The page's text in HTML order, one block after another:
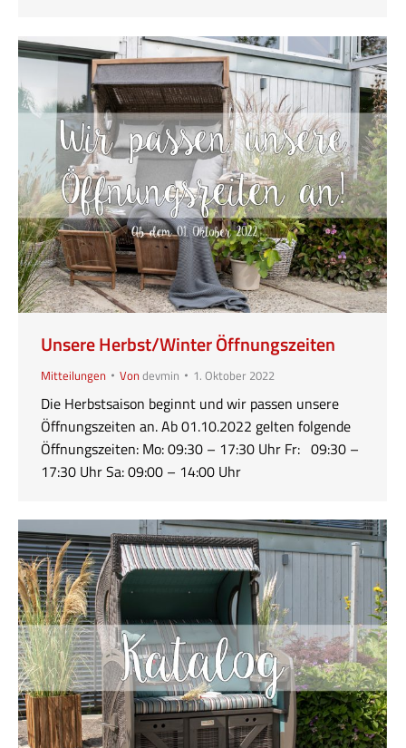
Unsere Herbst/Winter Öffnungszeiten
Mitteilungen Vondevmin 1. Oktober 2022
Die Herbstsaison beginnt und wir passen unsere
Öffnungszeiten an. Ab 01.10.2022 gelten folgende
Öffnungszeiten: Mo: 09:30 – 17:30 Uhr Fr: 09:30 –
17:30 Uhr Sa: 09:00 – 14:00 Uhr